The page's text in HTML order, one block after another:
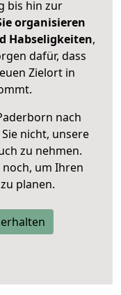
bis hin zur
organisieren
Habseligkeiten,
dafür, dass
Zielort in
nach
nicht, unsere
zu nehmen.
noch, um Ihren
zu planen.